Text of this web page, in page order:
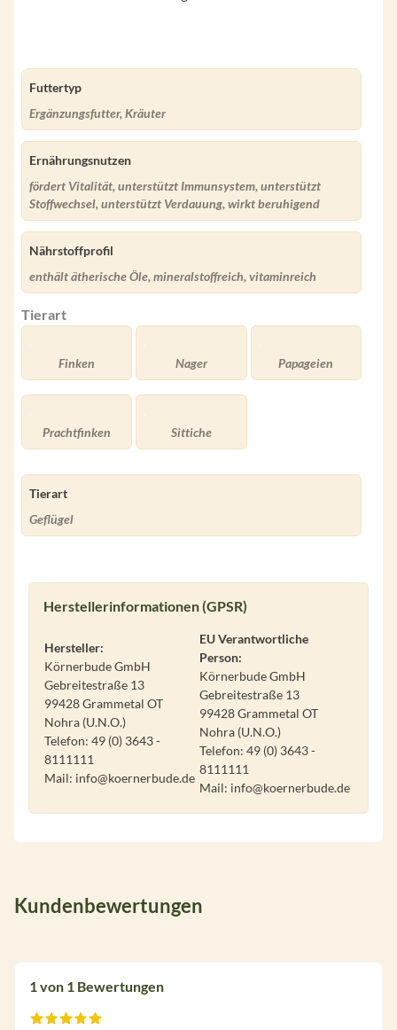
Futtertyp
Ergänzungsfutter, Kräuter
Ernährungsnutzen
fördert Vitalität, unterstützt Immunsystem, unterstützt
Stoffwechsel, unterstützt Verdauung, wirkt beruhigend
Nährstoffprofil
enthält ätherische Öle, mineralstoffreich, vitaminreich
Tierart
Finken Nager Papageien
Prachtfinken Sittiche
Tierart
Geflügel
Herstellerinformationen (GPSR)
Hersteller:
Körnerbude GmbH
Gebreitestraße 13
99428 Grammetal OT
Nohra (U.N.O.)
Telefon: 49 (0) 3643 -
8111111
Mail: info@koernerbude.de
EU Verantwortliche
Person:
Körnerbude GmbH
Gebreitestraße 13
99428 Grammetal OT
Nohra (U.N.O.)
Telefon: 49 (0) 3643 -
8111111
Mail: info@koernerbude.de
Kundenbewertungen
1 von 1 Bewertungen